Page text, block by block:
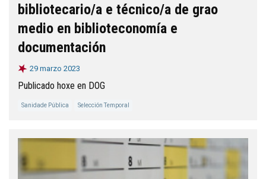
bibliotecario/a e técnico/a de grao
medio en biblioteconomía e
documentación
29 marzo 2023
Publicado hoxe en DOG
Sanidade Pública Selección Temporal